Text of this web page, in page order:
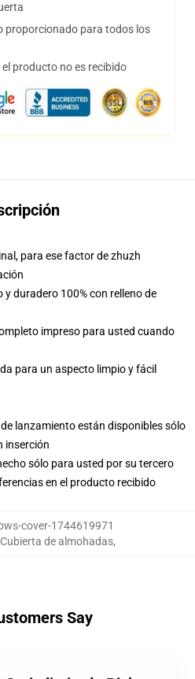
proporcionado para todos los
producto no es recibido
para ese factor de zhuzh
duradero 100% con relleno de
impreso para usted cuando
para un aspecto limpio y fácil
lanzamiento están disponibles sólo
inserción
sólo para usted por su tercero
en el producto recibido
cover-1744619971
Cubierta de almohadas,
Say